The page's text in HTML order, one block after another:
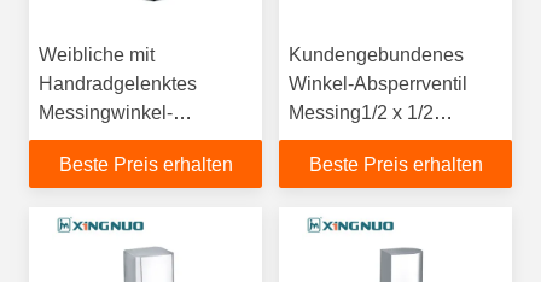
Weibliche mit
Handradgelenktes
Messingwinkel-
Stopventile mit
weiblichem/männlichem
Chromplattenoberfläche
Beste Preis erhalten
Kundengebundenes
Winkel-Absperrventil
Messing1/2 x 1/2
Eckventil-Nickel überzog
Beste Preis erhalten